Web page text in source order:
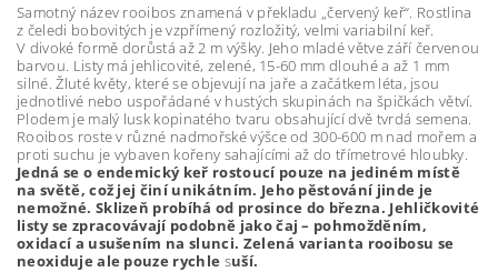
Samotný název rooibos znamená v překladu „červený keř“. Rostlina
z čeledi bobovitých je vzpřímený rozložitý, velmi variabilní keř.
V divoké formě dorůstá až 2 m výšky. Jeho mladé větve září červenou
barvou. Listy má jehlicovité, zelené, 15-60 mm dlouhé a až 1 mm
silné. Žluté květy, které se objevují na jaře a začátkem léta, jsou
jednotlivé nebo uspořádané v hustých skupinách na špičkách větví.
Plodem je malý lusk kopinatého tvaru obsahující dvě tvrdá semena.
Rooibos roste v různé nadmořské výšce od 300-600 m nad mořem a
proti suchu je vybaven kořeny sahajícími až do třímetrové hloubky.
Jedná se o endemický keř rostoucí pouze na jediném místě
na světě, což jej činí unikátním. Jeho pěstování jinde je
nemožné. Sklizeň probíhá od prosince do března. Jehličkovité
listy se zpracovávají podobně jako čaj – pohmožděním,
oxidací a usušením na slunci. Zelená varianta rooibosu se
neoxiduje ale pouze rychle suší.